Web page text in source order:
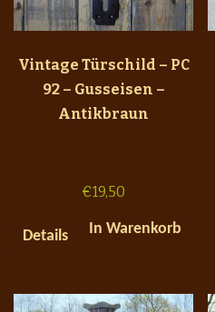
Vintage Türschild – PC
92 – Gusseisen –
Antikbraun
€19,50
Details In Warenkorb